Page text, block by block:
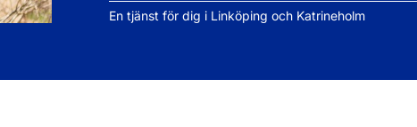
En tjänst för dig i Linköping och Katrineholm